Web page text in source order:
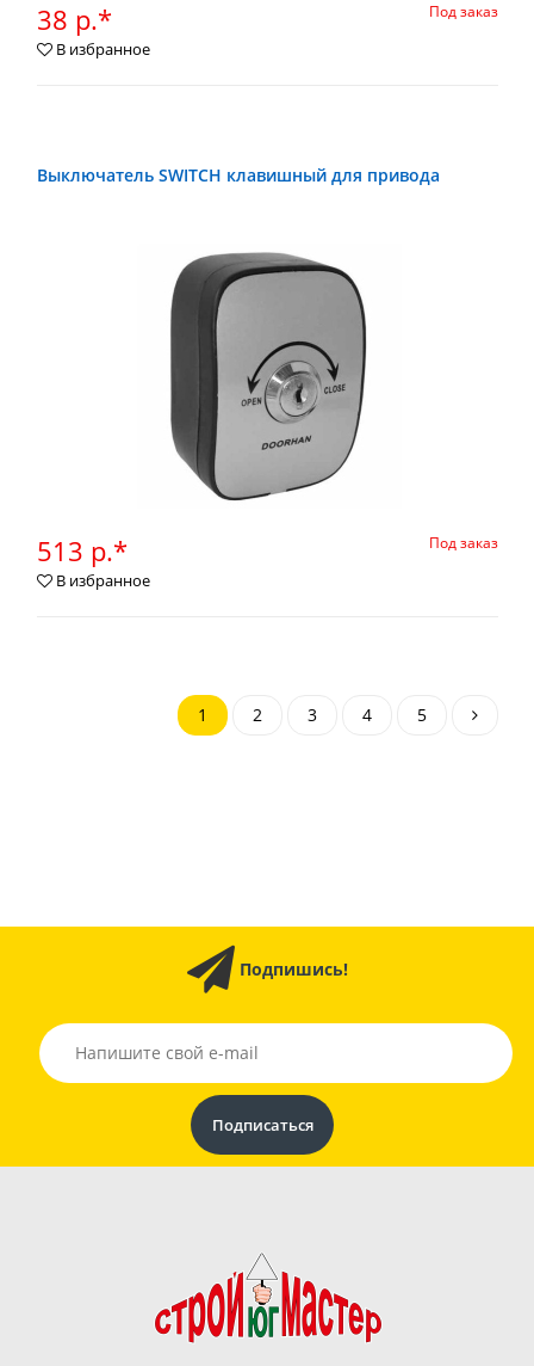
38 р.* Под заказ
В избранное
Выключатель SWITCH клавишный для привода
513 р.* Под заказ
В избранное
1 2 3 4 5
Подпишись!